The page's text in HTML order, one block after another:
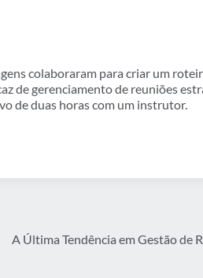
colaboraram para criar um
de gerenciamento de reuniões
de duas horas com um instrutor.
A Última Tendência em Gestão de